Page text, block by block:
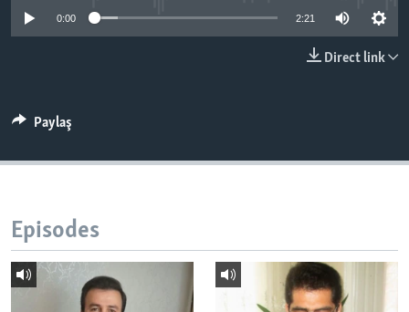
Dillər
0:00 2:21
Direct link
Paylaş
Episodes